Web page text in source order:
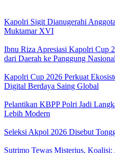
Kapolri Sigit Dianugerahi
Muktamar XVI
Ibnu Riza Apresiasi Kapolri Cup
dari Daerah ke Panggung Nasional
Kapolri Cup 2026 Perkuat
Digital Berdaya Saing Global
Pelantikan KBPP Polri Jadi
Lebih Modern
Seleksi Akpol 2026 Disebut
Sutrimo Tewas Misterius,